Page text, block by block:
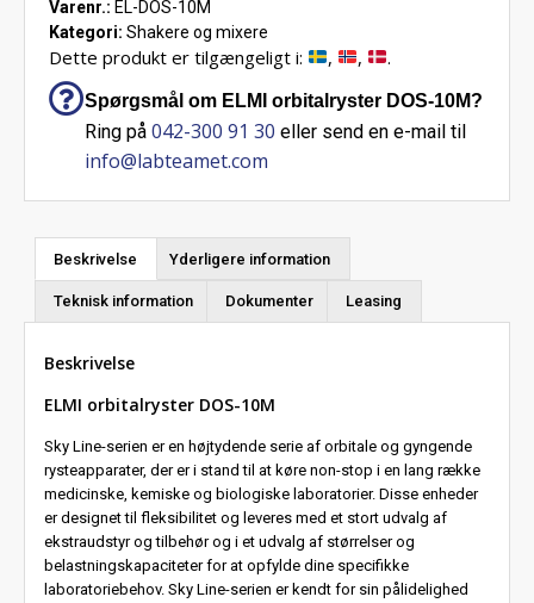
Varenr.: EL-DOS-10M
Kategori: Shakere og mixere
Dette produkt er tilgængeligt i: , , .
Spørgsmål om ELMI orbitalryster DOS-10M?
Ring på 042-300 91 30 eller send en e-mail til
info@labteamet.com
Beskrivelse Yderligere information
Teknisk information Dokumenter Leasing
Beskrivelse
ELMI orbitalryster DOS-10M
Sky Line-serien er en højtydende serie af orbitale og gyngende
rysteapparater, der er i stand til at køre non-stop i en lang række
medicinske, kemiske og biologiske laboratorier. Disse enheder
er designet til fleksibilitet og leveres med et stort udvalg af
ekstraudstyr og tilbehør og i et udvalg af størrelser og
belastningskapaciteter for at opfylde dine specifikke
laboratoriebehov. Sky Line-serien er kendt for sin pålidelighed